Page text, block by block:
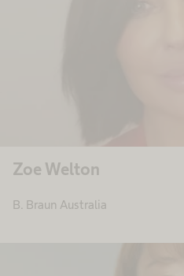
Zoe Welton
B. Braun Australia